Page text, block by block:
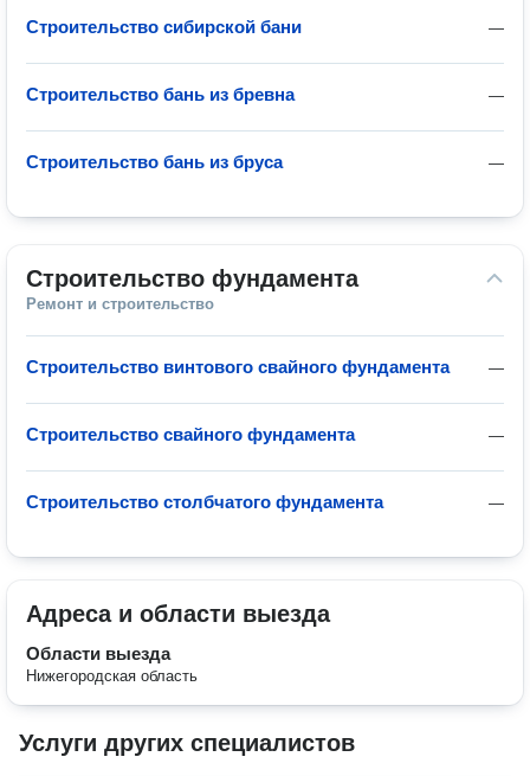
—
Строительство сибирской бани
—
Строительство бань из бревна
—
Строительство бань из бруса
Строительство фундамента
Ремонт и строительство
—
Строительство винтового свайного фундамента
—
Строительство свайного фундамента
—
Строительство столбчатого фундамента
Адреса и области выезда
Области выезда
Нижегородская область
Услуги других специалистов